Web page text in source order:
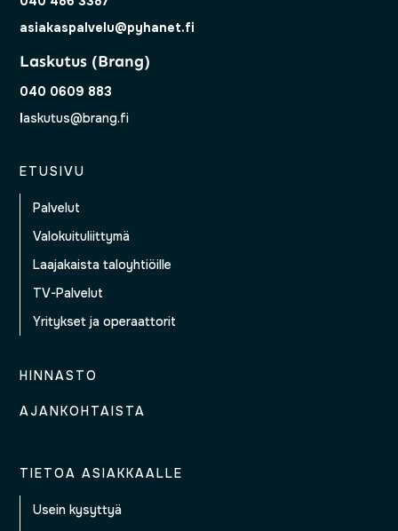
asiakaspalvelu@pyhanet.fi
Laskutus (Brang)
040 0609 883
laskutus@brang.fi
ETUSIVU
Palvelut
Valokuituliittymä
Laajakaista taloyhtiöille
TV-Palvelut
Yritykset ja operaattorit
HINNASTO
AJANKOHTAISTA
TIETOA ASIAKKAALLE
Usein kysyttyä